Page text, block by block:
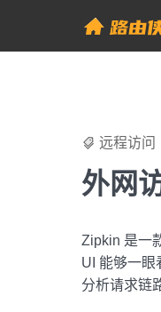
content
帮助
远程访问
外网
Zipkin 是一
UI 能够一眼
分析请求链